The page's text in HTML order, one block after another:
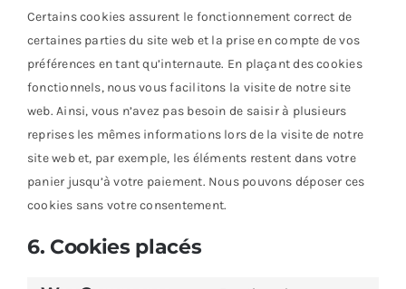
Certains cookies assurent le fonctionnement correct de
certaines parties du site web et la prise en compte de vos
préférences en tant qu’internaute. En plaçant des cookies
fonctionnels, nous vous facilitons la visite de notre site
web. Ainsi, vous n’avez pas besoin de saisir à plusieurs
reprises les mêmes informations lors de la visite de notre
site web et, par exemple, les éléments restent dans votre
panier jusqu’à votre paiement. Nous pouvons déposer ces
cookies sans votre consentement.
6. Cookies placés